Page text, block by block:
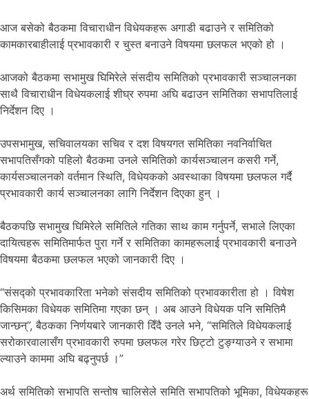
आज बसेको बैठकमा विचाराधीन विधेयकहरू अगाडी बढाउने र समितिको
कामकारबाहीलाई प्रभावकारी र चुस्त बनाउने विषयमा छलफल भएको हो ।
आजको बैठकमा सभामुख घिमिरेले संसदीय समितिको प्रभावकारी सञ्चालनका
साथै विचाराधीन विधेयकलाई शीघ्र रुपमा अघि बढाउन समितिका सभापतिलाई
निर्देशन दिए ।
उपसभामुख, सचिवालयका सचिव र दश विषयगत समितिका नवनिर्वाचित
सभापतिसँगको पहिलो बैठकमा उनले समितिको कार्यसञ्चालन कसरी गर्ने,
कार्यसञ्चालनको वर्तमान स्थिति, विधेयकको अवस्थाका विषयमा छलफल गर्दै
प्रभावकारी कार्य सञ्चालनका लागि निर्देशन दिएका हुन् ।
बैठकपछि सभामुख घिमिरेले समितिले गतिका साथ काम गर्नुपर्ने, सभाले लिएका
दायित्वहरू समितिमार्फत पुरा गर्ने र समितिका कामहरूलाई प्रभावकारी बनाउने
विषयमा बैठकमा छलफल भएको जानकारी दिए ।
“संसद्को प्रभावकारिता भनेको संसदीय समितिको प्रभावकारीता हो । विषेश
किसिमका विधेयक समितिमा गएका छन् । अब आउने विधेयक पनि समितिमै
जान्छन्”, बैठकका निर्णयबारे जानकारी दिँदै उनले भने, “समितिले विधेयकलाई
सरोकारवालासँग प्रभावकारी रुपमा छलफल गरेर छिट्टो टुङ्ग्याउने र सभामा
ल्याउने काममा अघि बढ्नुपर्छ ।”
अर्थ समितिको सभापति सन्तोष चालिसेले समिति सभापतिको भूमिका, विधेयकहरू